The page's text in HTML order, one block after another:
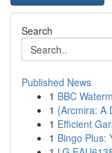
Search
Published News
1 BBC
1 {Arcmira: A
1 Efficient
1 Bingo Plus: